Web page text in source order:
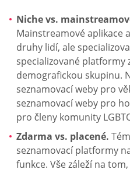
Niche vs.
Mainstreamové aplikace
druhy lidí, ale
specializované platformy
demografickou skupinu.
seznamovací weby pro
seznamovací weby pro
pro členy komunity
Zdarma vs. placené.
seznamovací platformy
funkce. Vše záleží na